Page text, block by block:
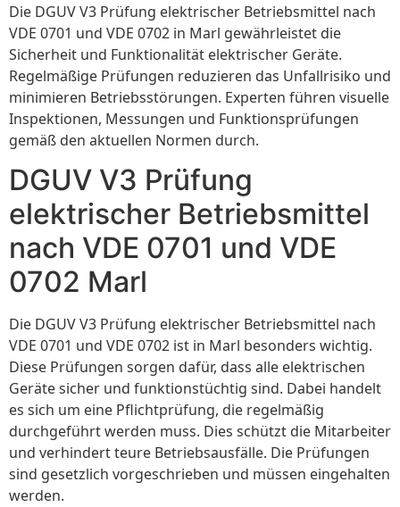
Die DGUV V3 Prüfung elektrischer Betriebsmittel nach
VDE 0701 und VDE 0702 in Marl gewährleistet die
Sicherheit und Funktionalität elektrischer Geräte.
Regelmäßige Prüfungen reduzieren das Unfallrisiko und
minimieren Betriebsstörungen. Experten führen visuelle
Inspektionen, Messungen und Funktionsprüfungen
gemäß den aktuellen Normen durch.
DGUV V3 Prüfung
elektrischer Betriebsmittel
nach VDE 0701 und VDE
0702 Marl
Die DGUV V3 Prüfung elektrischer Betriebsmittel nach
VDE 0701 und VDE 0702 ist in Marl besonders wichtig.
Diese Prüfungen sorgen dafür, dass alle elektrischen
Geräte sicher und funktionstüchtig sind. Dabei handelt
es sich um eine Pflichtprüfung, die regelmäßig
durchgeführt werden muss. Dies schützt die Mitarbeiter
und verhindert teure Betriebsausfälle. Die Prüfungen
sind gesetzlich vorgeschrieben und müssen eingehalten
werden.